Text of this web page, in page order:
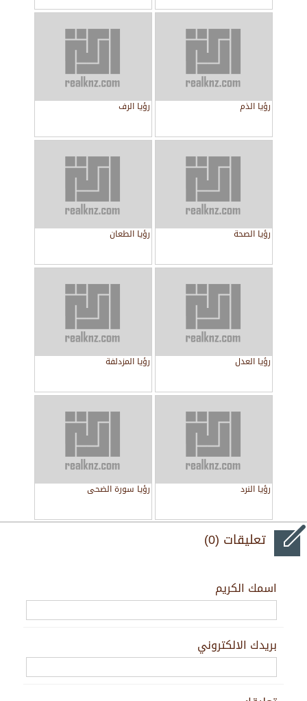
رؤيا الذم رؤيا الرف
رؤيا الصحة رؤيا الطعان
رؤيا العدل رؤيا المزدلفة
رؤيا النرد رؤيا سورة الضحى
تعليقات (0)
اسمك الكريم
بريدك الالكتروني